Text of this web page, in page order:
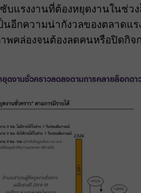
บแรงงานที่ต้องหยุดงานในช่
นอีกความน่ากังวลของตลาดแ
พคล่องจนต้องลดคนหรือปิดกิจ